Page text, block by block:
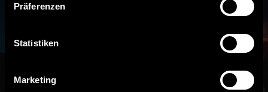
Präferenzen
Statistiken
Marketing